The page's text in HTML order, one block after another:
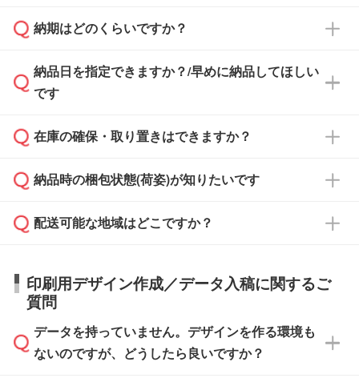
どの場合は、月末締め翌月末払いに対応可能で
また、卒業・卒園記念品で対策委員会や個人様
校や幼稚園・保育園であれば、同様の条件でご
ご希望の際は担当スタッフまでお気軽にご相談
ください。
納品書・領収書は ご依頼をいただいた場合の
ず、通常はPDFデータをメール添付でお送りし
ます。
たは注文フォームの『ご注文に関する備考欄』
納期はどのくらいですか？
・印刷する場合(500個程度)
ご入金、イメージ画像の校了から約2週間～2
ご入金確認後、1～2営業日で出荷いたしま
タッフまでお問い合わせください。
ル」に注文予定日をご入力いただくと、おおよ
その締切日や出荷目安をご確認いただけます。
納品日を指定できますか？/早めに納品してほしい
です
ご希望の納期がある場合は、お問い合わせ・お
い。
応が可能かご案内いたします。
す。>>対象商品はこちら
※最短出荷日は商品によって異なります。各商
品ページにてご確認ください
在庫の確保・取り置きはできますか？
ご入金確認後に在庫を確保し、注文確定のご連
はできかねますので予めご了承ください。
納品時の梱包状態(荷姿)が知りたいです
商品によって異なります。各ページにある商品
す。(白箱、化粧箱、ブリスターパックなど)
【袋入り】 商品がひとつずつ袋に入っていま
す。(透明袋、デザイン袋など)
【個包装なし】 個包装がされていない状態で
配送可能な地域はどこですか？
日本全国へお届けが可能です。なお、海外への
直接納品は行っておりませんので予めご了承く
ださい。
印刷用デザイン作成／データ入稿に関するご
質問
データを持っていません。デザインを作る環境も
ないのですが、どうしたら良いですか？